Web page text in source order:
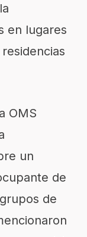
en lugares
OMS
un
de
de